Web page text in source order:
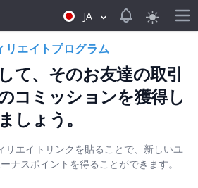
JA View
リエイトプログラム
て、そのお友達の取引
コミッションを獲得し
ましょう。
リエイトリンクを貼ることで、新しいユ
ナスポイントを得ることができます。